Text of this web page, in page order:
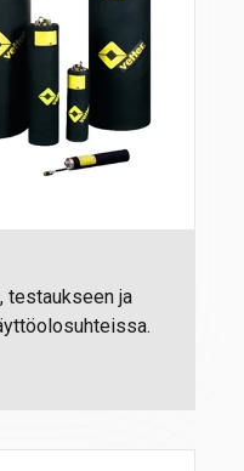
testaukseen ja